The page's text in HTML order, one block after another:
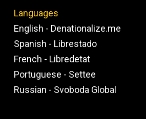
Languages
English - Denationalize.me
Spanish - Librestado
French - Libredetat
Portuguese - Settee
Russian - Svoboda Global